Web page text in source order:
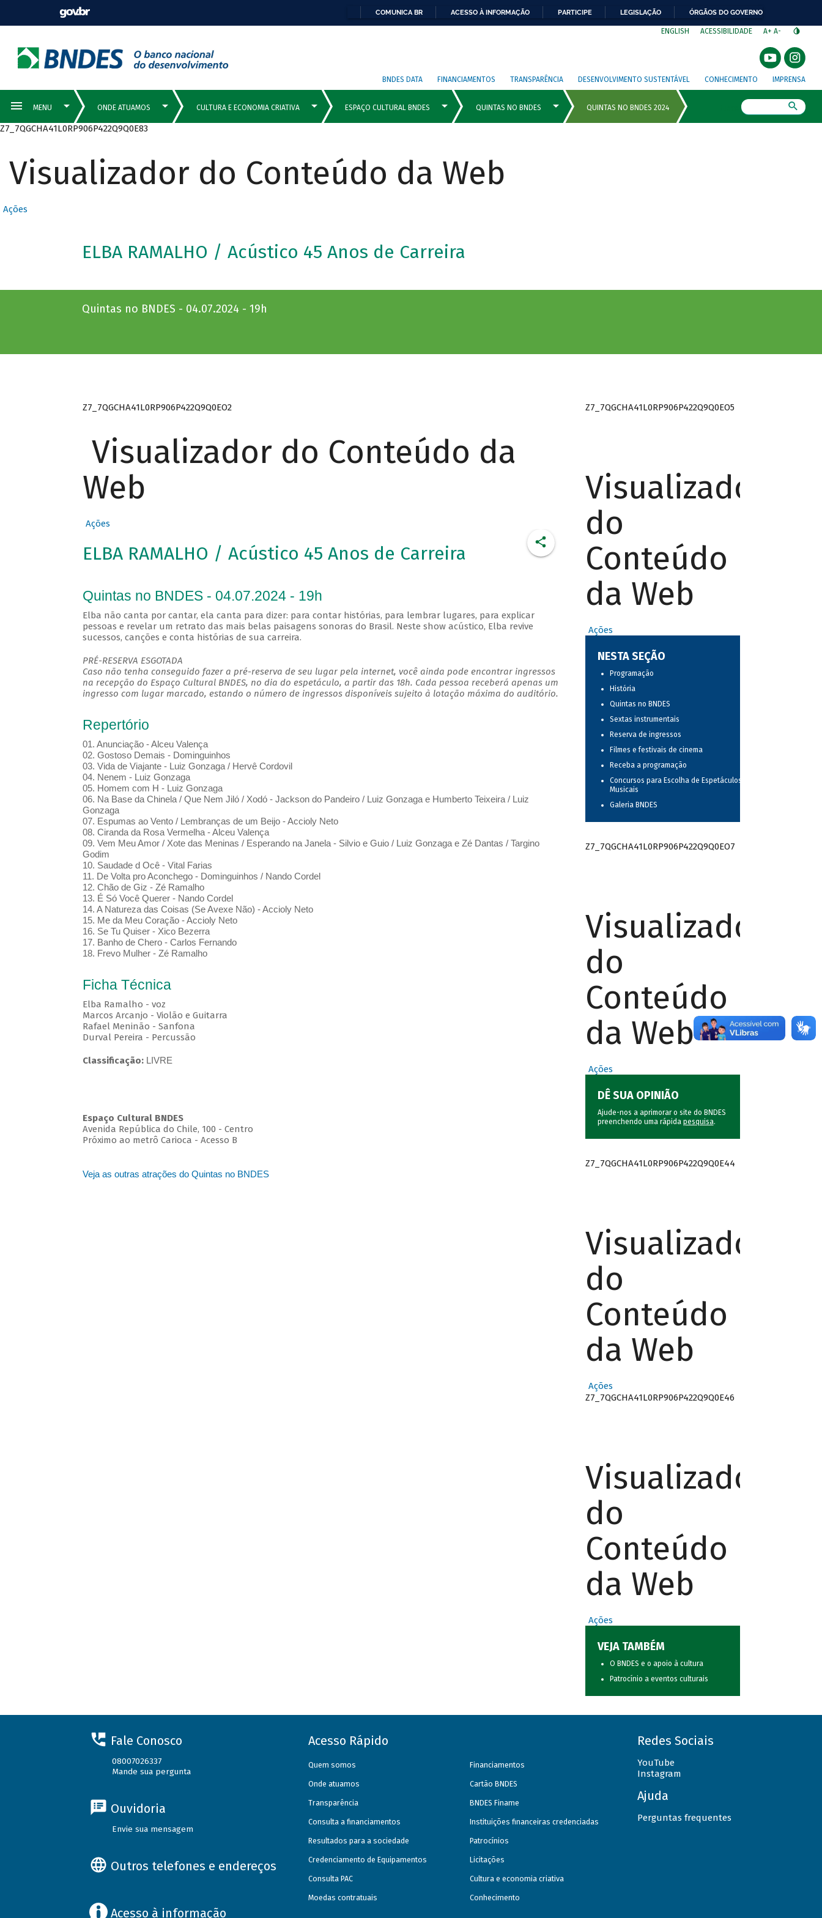
COMUNICA BR ACESSO À INFORMAÇÃO PARTICIPE LEGISLAÇÃO ÓRGÃOS DO GOVERNO
ENGLISH ACESSIBILIDADE A+ A-
BNDES DATA FINANCIAMENTOS TRANSPARÊNCIA DESENVOLVIMENTO SUSTENTÁVEL CONHECIMENTO IMPRENSA
Z7_7QGCHA41L0RP906P422Q9Q0E83
Visualizador do Conteúdo da Web
Ações
ELBA RAMALHO / Acústico 45 Anos de Carreira
Quintas no BNDES - 04.07.2024 - 19h
Z7_7QGCHA41L0RP906P422Q9Q0EO2
Visualizador do Conteúdo da
Web
Ações
ELBA RAMALHO / Acústico 45 Anos de Carreira
Quintas no BNDES - 04.07.2024 - 19h
Elba não canta por cantar, ela canta para dizer: para contar histórias, para lembrar lugares, para explicar
pessoas e revelar um retrato das mais belas paisagens sonoras do Brasil. Neste show acústico, Elba revive
sucessos, canções e conta histórias de sua carreira.
PRÉ-RESERVA ESGOTADA
Caso não tenha conseguido fazer a pré-reserva de seu lugar pela internet, você ainda pode encontrar ingressos
na recepção do Espaço Cultural BNDES, no dia do espetáculo, a partir das 18h. Cada pessoa receberá apenas um
ingresso com lugar marcado, estando o número de ingressos disponíveis sujeito à lotação máxima do auditório.
Repertório
01. Anunciação - Alceu Valença
02. Gostoso Demais - Dominguinhos
03. Vida de Viajante - Luiz Gonzaga / Hervê Cordovil
04. Nenem - Luiz Gonzaga
05. Homem com H - Luiz Gonzaga
06. Na Base da Chinela / Que Nem Jiló / Xodó - Jackson do Pandeiro / Luiz Gonzaga e Humberto Teixeira / Luiz
Gonzaga
07. Espumas ao Vento / Lembranças de um Beijo - Accioly Neto
08. Ciranda da Rosa Vermelha - Alceu Valença
09. Vem Meu Amor / Xote das Meninas / Esperando na Janela - Silvio e Guio / Luiz Gonzaga e Zé Dantas / Targino
Godim
10. Saudade d Ocê - Vital Farias
11. De Volta pro Aconchego - Dominguinhos / Nando Cordel
12. Chão de Giz - Zé Ramalho
13. É Só Você Querer - Nando Cordel
14. A Natureza das Coisas (Se Avexe Não) - Accioly Neto
15. Me da Meu Coração - Accioly Neto
16. Se Tu Quiser - Xico Bezerra
17. Banho de Chero - Carlos Fernando
18. Frevo Mulher - Zé Ramalho
Ficha Técnica
Elba Ramalho - voz
Marcos Arcanjo - Violão e Guitarra
Rafael Meninão - Sanfona
Durval Pereira - Percussão
Classificação: LIVRE
Espaço Cultural BNDES
Avenida República do Chile, 100 - Centro
Próximo ao metrô Carioca - Acesso B
Veja as outras atrações do Quintas no BNDES
Z7_7QGCHA41L0RP906P422Q9Q0EO5
Visualizador
do
Conteúdo
da Web
Ações
NESTA SEÇÃO
Programação
História
Quintas no BNDES
Sextas instrumentais
Reserva de ingressos
Filmes e festivais de cinema
Receba a programação
Concursos para Escolha de Espetáculos
Musicais
Galeria BNDES
Z7_7QGCHA41L0RP906P422Q9Q0EO7
Visualizador
do
Conteúdo
da Web
Ações
DÊ SUA OPINIÃO
Ajude-nos a aprimorar o site do BNDES
preenchendo uma rápida pesquisa.
Z7_7QGCHA41L0RP906P422Q9Q0E44
Visualizador
do
Conteúdo
da Web
Ações
Z7_7QGCHA41L0RP906P422Q9Q0E46
Visualizador
do
Conteúdo
da Web
Ações
VEJA TAMBÉM
O BNDES e o apoio à cultura
Patrocínio a eventos culturais
Fale Conosco
08007026337
Mande sua pergunta
Ouvidoria
Envie sua mensagem
Outros telefones e endereços
Acesso à informação
Acesso Rápido
Quem somos
Onde atuamos
Transparência
Consulta a financiamentos
Resultados para a sociedade
Credenciamento de Equipamentos
Consulta PAC
Moedas contratuais
Financiamentos
Cartão BNDES
BNDES Finame
Instituições financeiras credenciadas
Patrocínios
Licitações
Cultura e economia criativa
Conhecimento
Redes Sociais
YouTube
Instagram
Ajuda
Perguntas frequentes